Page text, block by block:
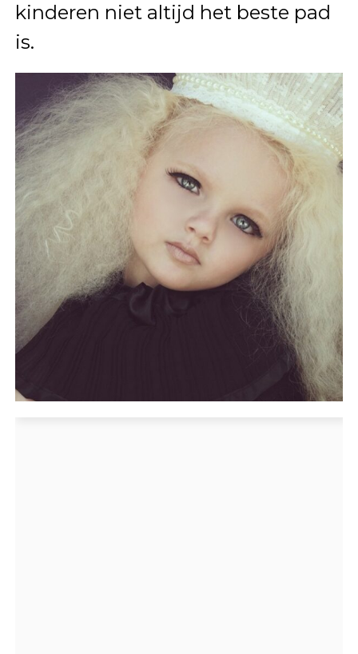
kinderen niet altijd het beste pad
is.